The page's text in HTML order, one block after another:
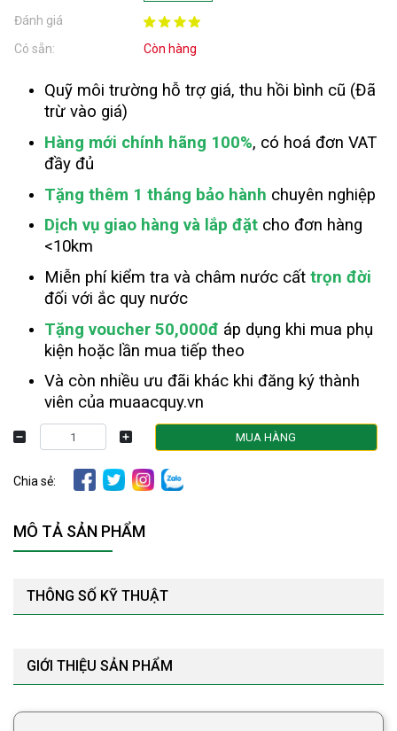
Đánh giá
Có sẵn:
Còn hàng
Quỹ môi trường hỗ trợ giá, thu hồi bình cũ (Đã
trừ vào giá)
Hàng mới chính hãng 100%, có hoá đơn VAT
đầy đủ
Tặng thêm 1 tháng bảo hành chuyên nghiệp
Dịch vụ giao hàng và lắp đặt cho đơn hàng
<10km
Miễn phí kiểm tra và châm nước cất trọn đời
đối với ắc quy nước
Tặng voucher 50,000đ áp dụng khi mua phụ
kiện hoặc lần mua tiếp theo
Và còn nhiều ưu đãi khác khi đăng ký thành
viên của muaacquy.vn
MUA HÀNG
Chia sẻ:
MÔ TẢ SẢN PHẨM
THÔNG SỐ KỸ THUẬT
GIỚI THIỆU SẢN PHẨM